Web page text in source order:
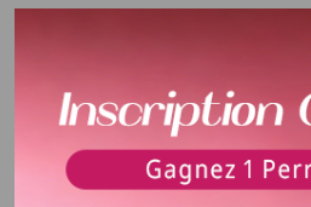
Matériel De Cheveux
Texture